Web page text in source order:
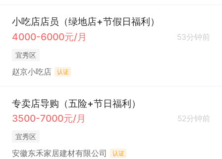
小吃店店员（绿地店+节假日福利）
4000-6000元/月
53分钟前
宜秀区
赵京小吃店 认证
专卖店导购（五险+节日福利）
3500-7000元/月
52分钟前
宜秀区
安徽东禾家居建材有限公司 认证